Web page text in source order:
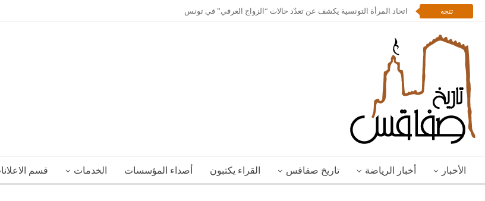
تتجه اتحاد المرأة التونسية يكشف عن تعدّد حالات “الزواج العرفي” في تونس
الأخبار أخبار الرياضة تاريخ صفاقس القراء يكتبون أصداء المؤسسات الخدمات قسم